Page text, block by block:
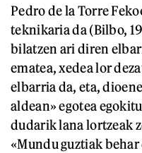
Pedro de la Torre
teknikaria da (Bilbo,
bilatzen ari diren
ematea, xedea lor
elbarria da, eta,
aldean» egotea
dudarik lana lortzeak
«Mundu guztiak